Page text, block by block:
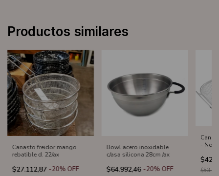
Productos similares
Canasto freidor mango
rebatible d. 22/ax
$27.112,87 -20% OFF
Bowl acero inoxidable
c/asa silicona 28cm /ax
$64.992,46 -20% OFF
-